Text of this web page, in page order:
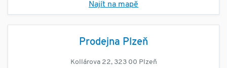
Najít na mapě
Prodejna Plzeň
Kollárova 22, 323 00 Plzeň